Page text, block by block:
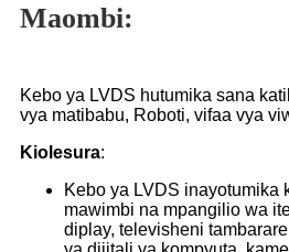
Maombi:
Kebo ya LVDS hutumika sana
vya matibabu, Roboti, vifaa vya
Kiolesura:
Kebo ya LVDS inayotumika
mawimbi na mpangilio wa
diplay, televisheni